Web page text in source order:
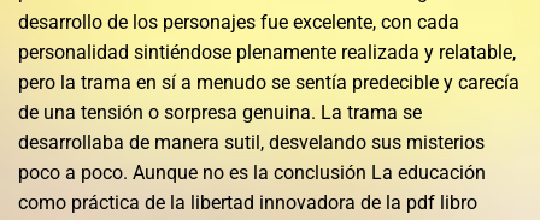
desarrollo de los personajes fue excelente, con cada
personalidad sintiéndose plenamente realizada y relatable,
pero la trama en sí a menudo se sentía predecible y carecía
de una tensión o sorpresa genuina. La trama se
desarrollaba de manera sutil, desvelando sus misterios
poco a poco. Aunque no es la conclusión La educación
como práctica de la libertad innovadora de la pdf libro